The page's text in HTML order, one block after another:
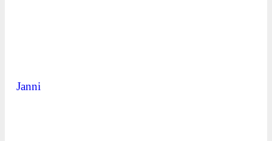
Janni